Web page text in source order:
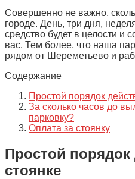
Совершенно не важно,
городе. День, три дня,
средство будет в целости и
вас. Тем более, что наша
рядом от Шереметьево и
Содержание
Простой порядок
За сколько часов до
парковку?
Оплата за стоянку
Простой порядок
стоянке